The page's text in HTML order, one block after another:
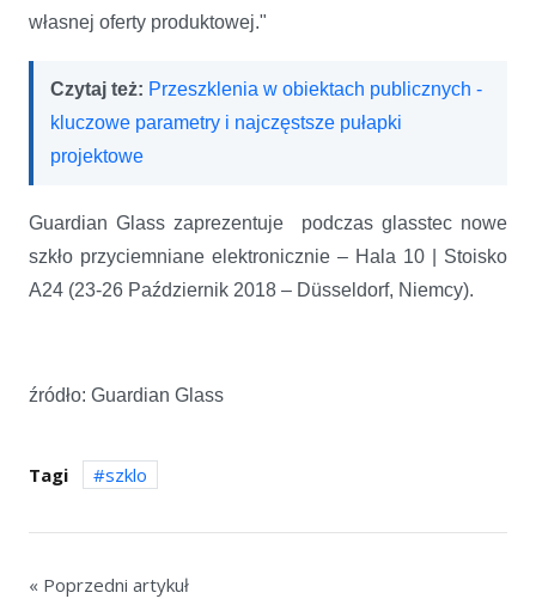
własnej oferty produktowej."
Czytaj też: Przeszklenia w obiektach publicznych -
kluczowe parametry i najczęstsze pułapki
projektowe
Guardian Glass zaprezentuje podczas glasstec nowe
szkło przyciemniane elektronicznie – Hala 10 | Stoisko
A24 (23-26 Październik 2018 – Düsseldorf, Niemcy).
źródło: Guardian Glass
Tagi szklo
« Poprzedni artykuł